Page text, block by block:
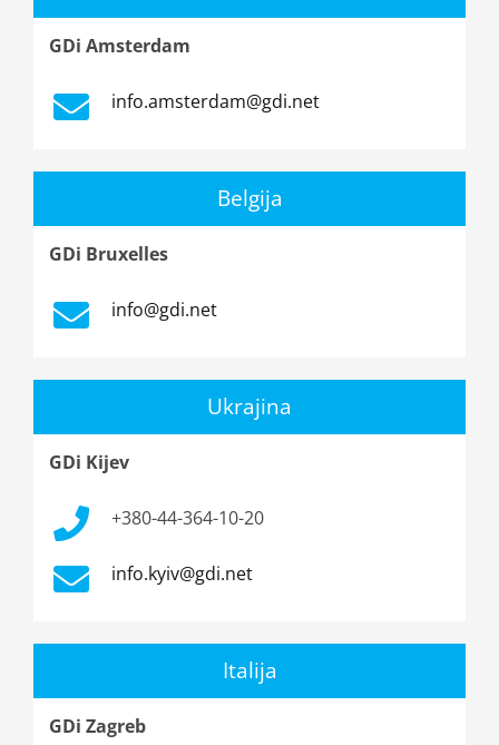
GDi Amsterdam
info.amsterdam@gdi.net
Belgija
GDi Bruxelles
info@gdi.net
Ukrajina
GDi Kijev
+380-44-364-10-20
info.kyiv@gdi.net
Italija
GDi Zagreb